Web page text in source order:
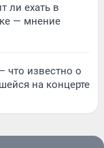
ли ехать в
— мнение
что известно о
на концерте